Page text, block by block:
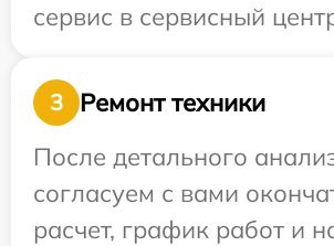
сервис в сервисный
3
Ремонт техники
После детального
согласуем с вами
расчет, график работ и